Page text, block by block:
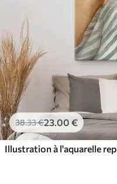
38.33€23 .00 €